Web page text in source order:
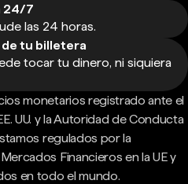
24/7
las 24 horas.
tu billetera
tocar tu dinero, ni siquiera
monetarios registrado ante el
UU. y la Autoridad de Conducta
regulados por la
Financieros en la UE y
en todo el mundo.